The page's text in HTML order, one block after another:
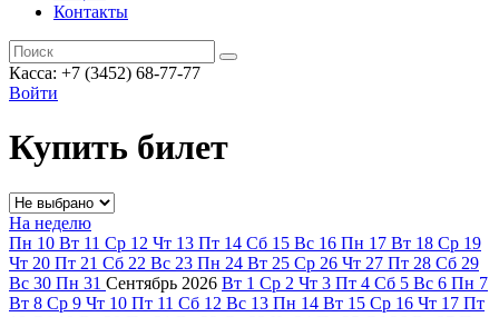
Контакты
Касса: +7 (3452) 68-77-77
Войти
Купить билет
На неделю
Пн 10 Вт 11 Ср 12 Чт 13 Пт 14 Сб 15 Вс 16 Пн 17 Вт 18 Ср 19
Чт 20 Пт 21 Сб 22 Вс 23 Пн 24 Вт 25 Ср 26 Чт 27 Пт 28 Сб 29
Вс 30 Пн 31 Сентябрь 2026 Вт 1 Ср 2 Чт 3 Пт 4 Сб 5 Вс 6 Пн 7
Вт 8 Ср 9 Чт 10 Пт 11 Сб 12 Вс 13 Пн 14 Вт 15 Ср 16 Чт 17 Пт